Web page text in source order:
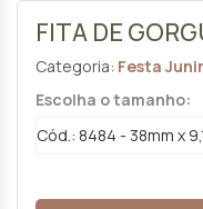
FITA DE
Categoria: Festa
Escolha o tamanho:
Cód.: 8484 - 38mm x